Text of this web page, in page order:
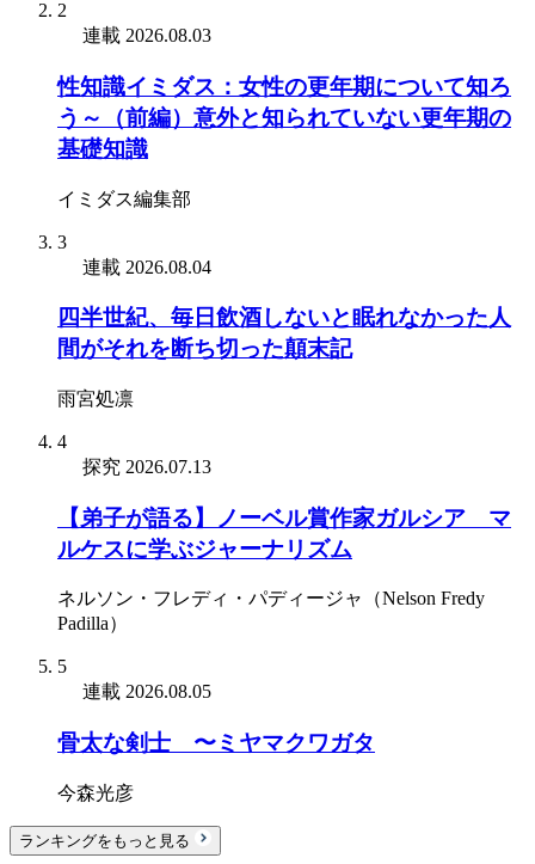
2
連載 2026.08.03
性知識イミダス：女性の更年期について知ろ
う～（前編）意外と知られていない更年期の
基礎知識
イミダス編集部
3
連載 2026.08.04
四半世紀、毎日飲酒しないと眠れなかった人
間がそれを断ち切った顛末記
雨宮処凛
4
探究 2026.07.13
【弟子が語る】ノーベル賞作家ガルシア゠マ
ルケスに学ぶジャーナリズム
ネルソン・フレディ・パディージャ（Nelson Fredy
Padilla）
5
連載 2026.08.05
骨太な剣士 〜ミヤマクワガタ
今森光彦
ランキングをもっと見る